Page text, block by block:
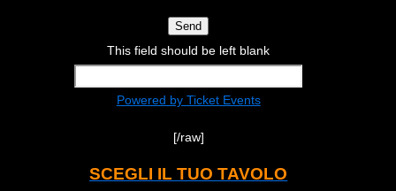
Send
This field should be left blank
Powered by Ticket Events
[/raw]
SCEGLI IL TUO TAVOLO